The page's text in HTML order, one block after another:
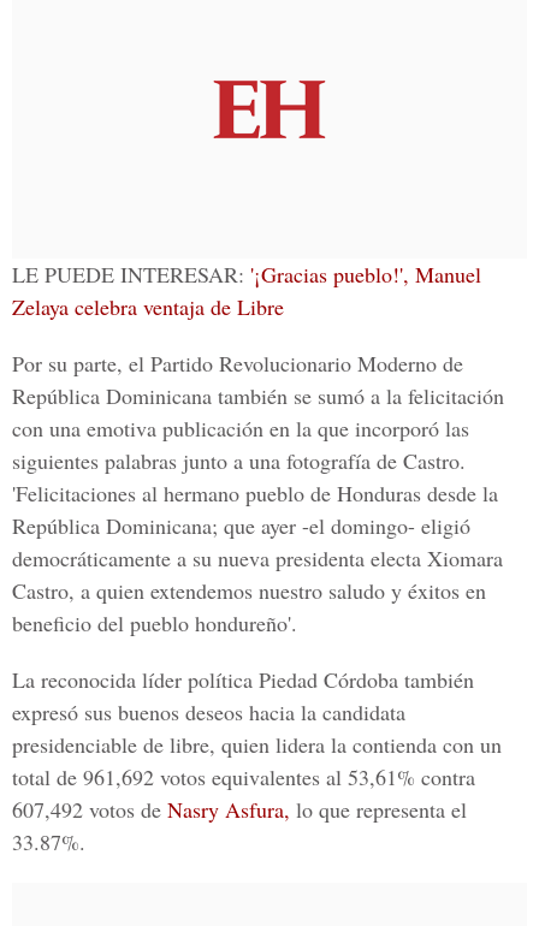
LE PUEDE INTERESAR: '¡Gracias pueblo!', Manuel
Zelaya celebra ventaja de Libre
Por su parte, el Partido Revolucionario Moderno de
República Dominicana también se sumó a la felicitación
con una emotiva publicación en la que incorporó las
siguientes palabras junto a una fotografía de Castro.
'Felicitaciones al hermano pueblo de Honduras desde la
República Dominicana; que ayer -el domingo- eligió
democráticamente a su nueva presidenta electa Xiomara
Castro, a quien extendemos nuestro saludo y éxitos en
beneficio del pueblo hondureño'.
La reconocida líder política Piedad Córdoba también
expresó sus buenos deseos hacia la candidata
presidenciable de libre, quien lidera la contienda con un
total de 961,692 votos equivalentes al 53,61% contra
607,492 votos de Nasry Asfura, lo que representa el
33.87%.